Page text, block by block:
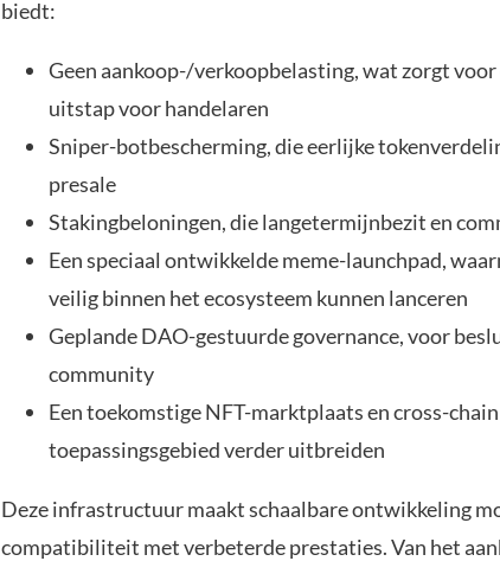
biedt:
Geen aankoop-/verkoopbelasting, wat zorgt voor
uitstap voor handelaren
Sniper-botbescherming, die eerlijke
presale
Stakingbeloningen, die langetermijnbezit en
Een speciaal ontwikkelde meme-launchpad,
veilig binnen het ecosysteem kunnen lanceren
Geplande DAO-gestuurde governance, voor
community
Een toekomstige NFT-marktplaats en cross-
toepassingsgebied verder uitbreiden
Deze infrastructuur maakt schaalbare ontwikkeling
compatibiliteit met verbeterde prestaties. Van het